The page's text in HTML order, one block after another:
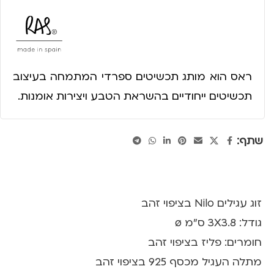
ראס הוא מותג תכשיטים ספרדי המתמחה בעיצוב
תכשיטים ייחודיים בהשראת הטבע ויצירות אומנות.
שתף:
זוג עגילים Nilo בציפוי זהב
גודל: 3X3.8 ס”מ ø
חומרים: פליז בציפוי זהב
מתלה העגיל מכסף 925 בציפוי זהב